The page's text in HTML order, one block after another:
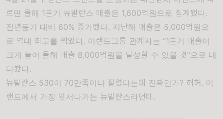
르면 올해 1분기 뉴발란스 매출은 1,600억원으로 집계됐다.
전년동기 대비 60% 증가했다. 지난해 매출은 5,000억원으
로 역대 최고를 찍었다. 이랜드그룹 관계자는 “1분기 매출이
크게 늘어 올해 매출 8,000억원을 달성할 수 있을 것”으로 내
다봤다.
뉴발란스 530이 70만족이나 팔렸다는데 진짜인가? 허허. 이
랜드에서 가장 앞서나가는 뉴발란스라던데.